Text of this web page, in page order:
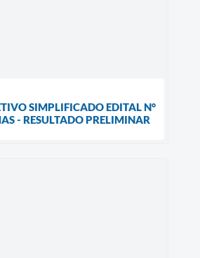
SIMPLIFICADO EDITAL N°
- RESULTADO PRELIMINAR